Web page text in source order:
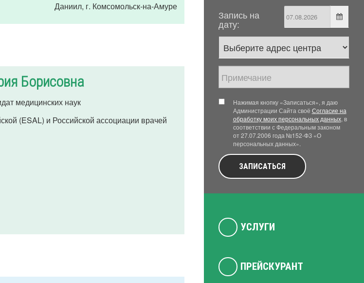
Даниил, г. Комсомольск-на-Амуре
Борисовна
медицинских наук
(ESAL) и Российской ассоциации врачей
Запись на
дату:
Нажимая кнопку «Записаться», я даю
Администрации Сайта своё Согласие на
обработку моих персональных данных, в
соответствии с Федеральным законом
от 27.07.2006 года №152-ФЗ «О
персональных данных».
ЗАПИСАТЬСЯ
УСЛУГИ
ПРЕЙСКУРАНТ